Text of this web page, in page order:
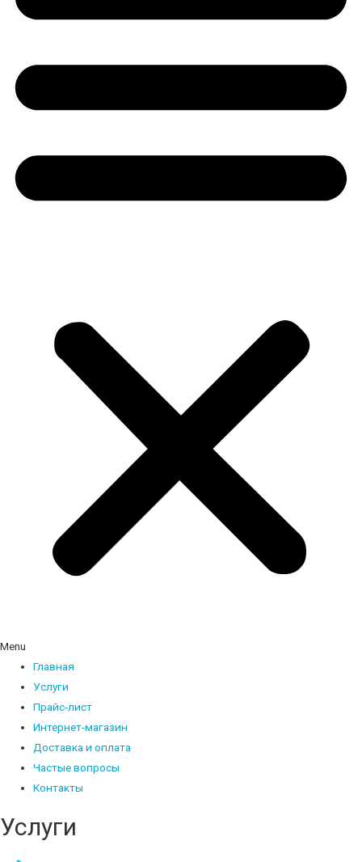
Menu
Главная
Услуги
Прайс-лист
Интернет-магазин
Доставка и оплата
Частые вопросы
Контакты
Услуги